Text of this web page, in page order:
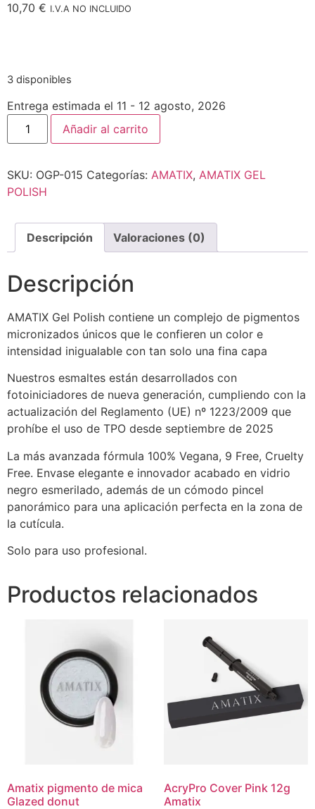
10,70 € I.V.A NO INCLUIDO
3 disponibles
Entrega estimada el 11 - 12 agosto, 2026
Añadir al carrito
SKU: OGP-015 Categorías: AMATIX, AMATIX GEL
POLISH
Descripción Valoraciones (0)
Descripción
AMATIX Gel Polish contiene un complejo de pigmentos
micronizados únicos que le confieren un color e
intensidad inigualable con tan solo una fina capa
Nuestros esmaltes están desarrollados con
fotoiniciadores de nueva generación, cumpliendo con la
actualización del Reglamento (UE) nº 1223/2009 que
prohíbe el uso de TPO desde septiembre de 2025
La más avanzada fórmula 100% Vegana, 9 Free, Cruelty
Free. Envase elegante e innovador acabado en vidrio
negro esmerilado, además de un cómodo pincel
panorámico para una aplicación perfecta en la zona de
la cutícula.
Solo para uso profesional.
Productos relacionados
Amatix pigmento de mica
Glazed donut
AcryPro Cover Pink 12g
Amatix